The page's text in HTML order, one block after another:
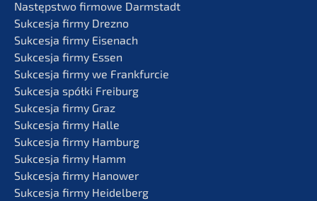
Następst­wo firmo­we Darmstadt
Sukces­ja firmy Drezno
Sukces­ja firmy Eisenach
Sukces­ja firmy Essen
Sukces­ja firmy we Frankfurcie
Sukces­ja spółki Freiburg
Sukces­ja firmy Graz
Sukces­ja firmy Halle
Sukces­ja firmy Hamburg
Sukces­ja firmy Hamm
Sukces­ja firmy Hanower
Sukces­ja firmy Heidelberg